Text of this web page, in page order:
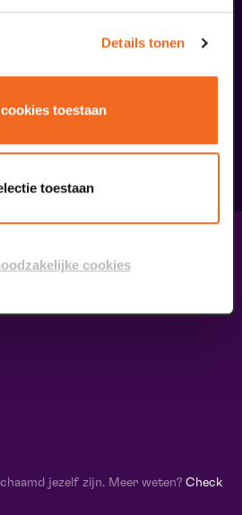
Details tonen
toestaan
toestaan
cookies
jezelf zijn. Meer weten? Check